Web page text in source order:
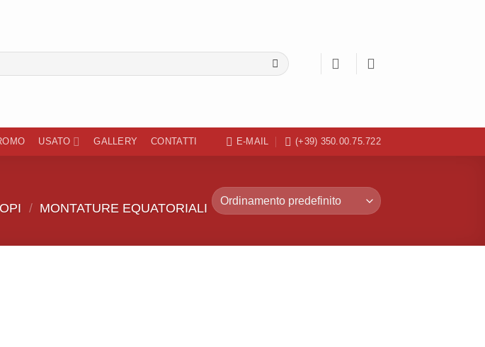
USATO GALLERY CONTATTI E-MAIL (+39) 350.00.75.722
/ MONTATURE EQUATORIALI